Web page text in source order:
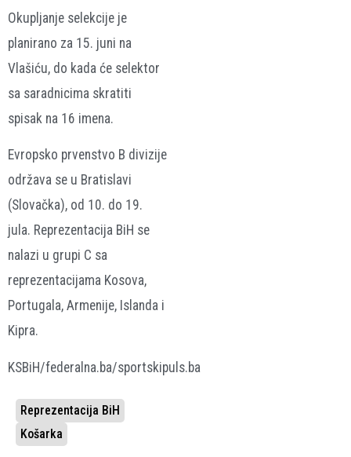
Okupljanje selekcije je
planirano za 15. juni na
Vlašiću, do kada će selektor
sa saradnicima skratiti
spisak na 16 imena.
Evropsko prvenstvo B divizije
održava se u Bratislavi
(Slovačka), od 10. do 19.
jula. Reprezentacija BiH se
nalazi u grupi C sa
reprezentacijama Kosova,
Portugala, Armenije, Islanda i
Kipra.
KSBiH/federalna.ba/sportskipuls.ba
Reprezentacija BiH
Košarka